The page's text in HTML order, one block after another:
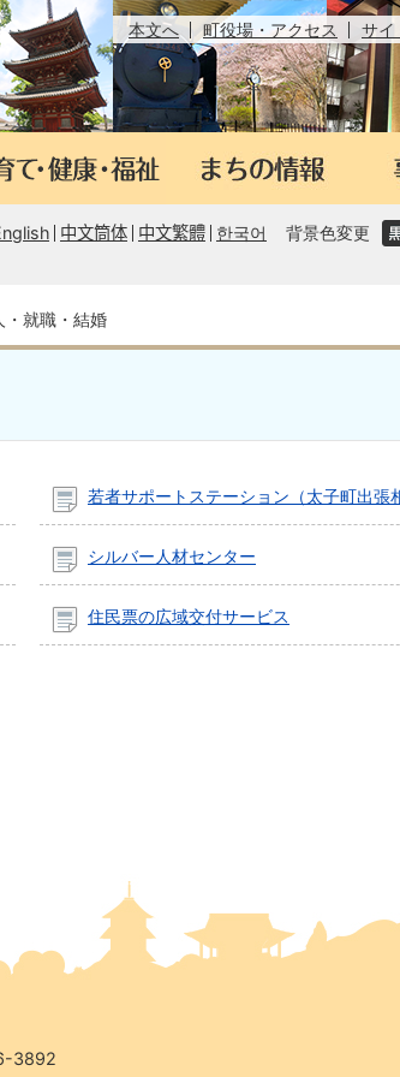
本文へ 町役場・アクセス サイ
中文筒体 中文繁體 한국어 背景色変更
・就職・結婚
若者サポートステーション（太子町出張
シルバー人材センター
住民票の広域交付サービス
3892